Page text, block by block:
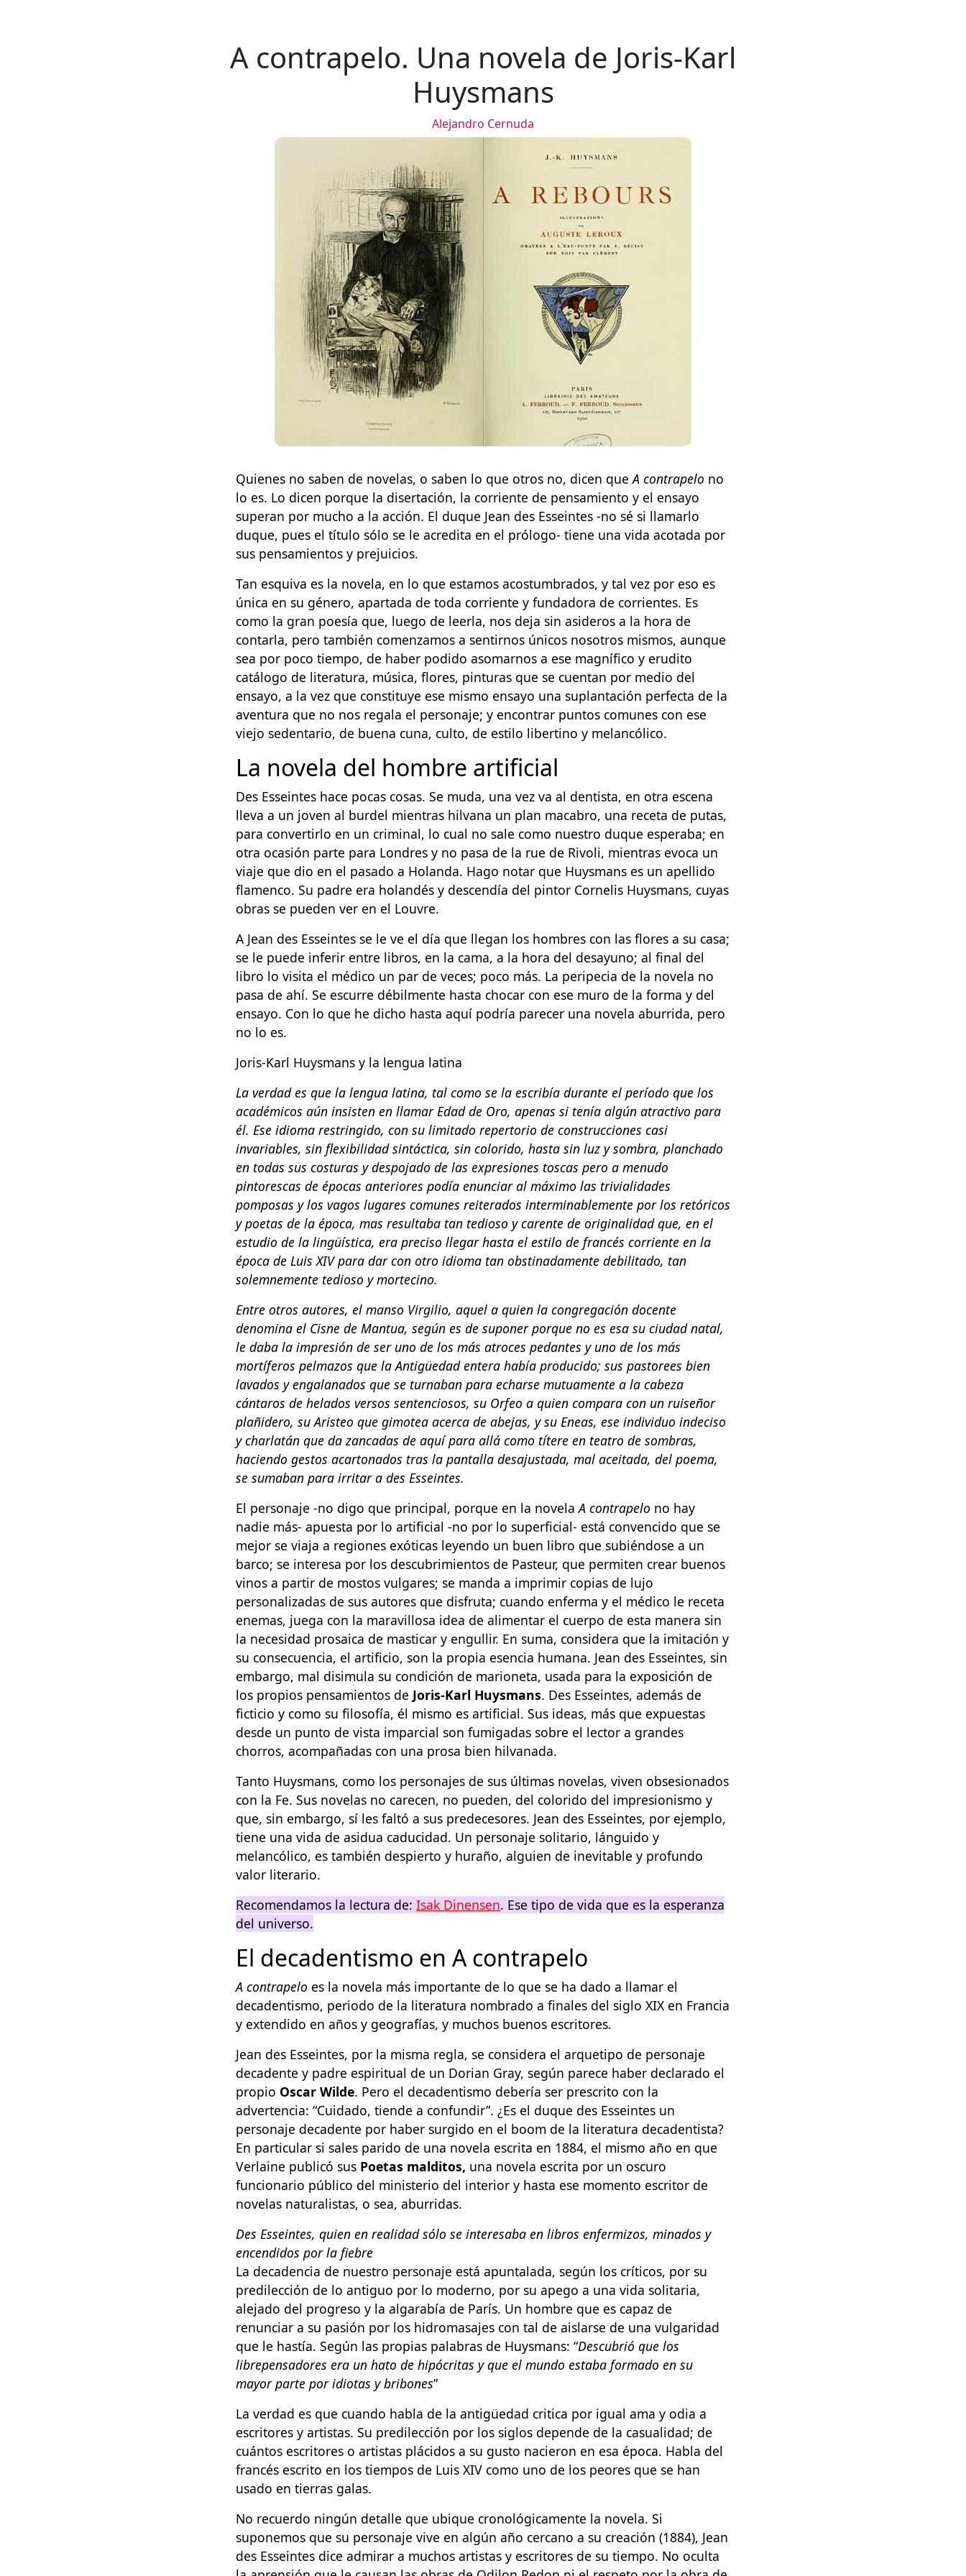
A contrapelo. Una novela de Joris-Karl
Huysmans
Alejandro Cernuda
Quienes no saben de novelas, o saben lo que otros no, dicen queA contrapelo no
lo es. Lo dicen porque la disertación, la corriente de pensamiento y el ensayo
superan por mucho a la acción. El duque Jean des Esseintes -no sé si llamarlo
duque, pues el título sólo se le acredita en el prólogo- tiene una vida acotada por
sus pensamientos y prejuicios.
Tan esquiva es la novela, en lo que estamos acostumbrados, y tal vez por eso es
única en su género, apartada de toda corriente y fundadora de corrientes. Es
como la gran poesía que, luego de leerla, nos deja sin asideros a la hora de
contarla, pero también comenzamos a sentirnos únicos nosotros mismos, aunque
sea por poco tiempo, de haber podido asomarnos a ese magnífico y erudito
catálogo de literatura, música, flores, pinturas que se cuentan por medio del
ensayo, a la vez que constituye ese mismo ensayo una suplantación perfecta de la
aventura que no nos regala el personaje; y encontrar puntos comunes con ese
viejo sedentario, de buena cuna, culto, de estilo libertino y melancólico.
La novela del hombre artificial
Des Esseintes hace pocas cosas. Se muda, una vez va al dentista, en otra escena
lleva a un joven al burdel mientras hilvana un plan macabro, una receta de putas,
para convertirlo en un criminal, lo cual no sale como nuestro duque esperaba; en
otra ocasión parte para Londres y no pasa de la rue de Rivoli, mientras evoca un
viaje que dio en el pasado a Holanda. Hago notar que Huysmans es un apellido
flamenco. Su padre era holandés y descendía del pintor Cornelis Huysmans, cuyas
obras se pueden ver en el Louvre.
A Jean des Esseintes se le ve el día que llegan los hombres con las flores a su casa;
se le puede inferir entre libros, en la cama, a la hora del desayuno; al final del
libro lo visita el médico un par de veces; poco más. La peripecia de la novela no
pasa de ahí. Se escurre débilmente hasta chocar con ese muro de la forma y del
ensayo. Con lo que he dicho hasta aquí podría parecer una novela aburrida, pero
no lo es.
Joris-Karl Huysmans y la lengua latina
La verdad es que la lengua latina, tal como se la escribía durante el período que los
académicos aún insisten en llamar Edad de Oro, apenas si tenía algún atractivo para
él. Ese idioma restringido, con su limitado repertorio de construcciones casi
invariables, sin flexibilidad sintáctica, sin colorido, hasta sin luz y sombra, planchado
en todas sus costuras y despojado de las expresiones toscas pero a menudo
pintorescas de épocas anteriores podía enunciar al máximo las trivialidades
pomposas y los vagos lugares comunes reiterados interminablemente por los retóricos
y poetas de la época, mas resultaba tan tedioso y carente de originalidad que, en el
estudio de la lingüística, era preciso llegar hasta el estilo de francés corriente en la
época de Luis XIV para dar con otro idioma tan obstinadamente debilitado, tan
solemnemente tedioso y mortecino.
Entre otros autores, el manso Virgilio, aquel a quien la congregación docente
denomina el Cisne de Mantua, según es de suponer porque no es esa su ciudad natal,
le daba la impresión de ser uno de los más atroces pedantes y uno de los más
mortíferos pelmazos que la Antigüedad entera había producido; sus pastorees bien
lavados y engalanados que se turnaban para echarse mutuamente a la cabeza
cántaros de helados versos sentenciosos, su Orfeo a quien compara con un ruiseñor
plañidero, su Aristeo que gimotea acerca de abejas, y su Eneas, ese individuo indeciso
y charlatán que da zancadas de aquí para allá como títere en teatro de sombras,
haciendo gestos acartonados tras la pantalla desajustada, mal aceitada, del poema,
se sumaban para irritar a des Esseintes.
El personaje -no digo que principal, porque en la novelaA contrapelo no hay
nadie más- apuesta por lo artificial -no por lo superficial- está convencido que se
mejor se viaja a regiones exóticas leyendo un buen libro que subiéndose a un
barco; se interesa por los descubrimientos de Pasteur, que permiten crear buenos
vinos a partir de mostos vulgares; se manda a imprimir copias de lujo
personalizadas de sus autores que disfruta; cuando enferma y el médico le receta
enemas, juega con la maravillosa idea de alimentar el cuerpo de esta manera sin
la necesidad prosaica de masticar y engullir. En suma, considera que la imitación y
su consecuencia, el artificio, son la propia esencia humana. Jean des Esseintes, sin
embargo, mal disimula su condición de marioneta, usada para la exposición de
los propios pensamientos de Joris-Karl Huysmans. Des Esseintes, además de
ficticio y como su filosofía, él mismo es artificial. Sus ideas, más que expuestas
desde un punto de vista imparcial son fumigadas sobre el lector a grandes
chorros, acompañadas con una prosa bien hilvanada.
Tanto Huysmans, como los personajes de sus últimas novelas, viven obsesionados
con la Fe. Sus novelas no carecen, no pueden, del colorido del impresionismo y
que, sin embargo, sí les faltó a sus predecesores. Jean des Esseintes, por ejemplo,
tiene una vida de asidua caducidad. Un personaje solitario, lánguido y
melancólico, es también despierto y huraño, alguien de inevitable y profundo
valor literario.
Recomendamos la lectura de: Isak Dinensen. Ese tipo de vida que es la esperanza
del universo.
El decadentismo en A contrapelo
A contrapelo es la novela más importante de lo que se ha dado a llamar el
decadentismo, periodo de la literatura nombrado a finales del siglo XIX en Francia
y extendido en años y geografías, y muchos buenos escritores.
Jean des Esseintes, por la misma regla, se considera el arquetipo de personaje
decadente y padre espiritual de un Dorian Gray, según parece haber declarado el
propio Oscar Wilde. Pero el decadentismo debería ser prescrito con la
advertencia: “Cuidado, tiende a confundir”. ¿Es el duque des Esseintes un
personaje decadente por haber surgido en el boom de la literatura decadentista?
En particular si sales parido de una novela escrita en 1884, el mismo año en que
Verlaine publicó sus Poetas malditos, una novela escrita por un oscuro
funcionario público del ministerio del interior y hasta ese momento escritor de
novelas naturalistas, o sea, aburridas.
Des Esseintes, quien en realidad sólo se interesaba en libros enfermizos, minados y
encendidos por la fiebre
La decadencia de nuestro personaje está apuntalada, según los críticos, por su
predilección de lo antiguo por lo moderno, por su apego a una vida solitaria,
alejado del progreso y la algarabía de París. Un hombre que es capaz de
renunciar a su pasión por los hidromasajes con tal de aislarse de una vulgaridad
que le hastía. Según las propias palabras de Huysmans: “Descubrió que los
librepensadores era un hato de hipócritas y que el mundo estaba formado en su
mayor parte por idiotas y bribones”
La verdad es que cuando habla de la antigüedad critica por igual ama y odia a
escritores y artistas. Su predilección por los siglos depende de la casualidad; de
cuántos escritores o artistas plácidos a su gusto nacieron en esa época. Habla del
francés escrito en los tiempos de Luis XIV como uno de los peores que se han
usado en tierras galas.
No recuerdo ningún detalle que ubique cronológicamente la novela. Si
suponemos que su personaje vive en algún año cercano a su creación (1884), Jean
des Esseintes dice admirar a muchos artistas y escritores de su tiempo. No oculta